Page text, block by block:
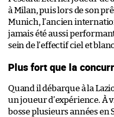
à Milan, puis lors de son
Munich, l’ancien
jamais été aussi
sein de l’effectif ciel et
Plus fort que la
Quand il débarque à la
un joueur d’expérience. À
bosse plusieurs années en